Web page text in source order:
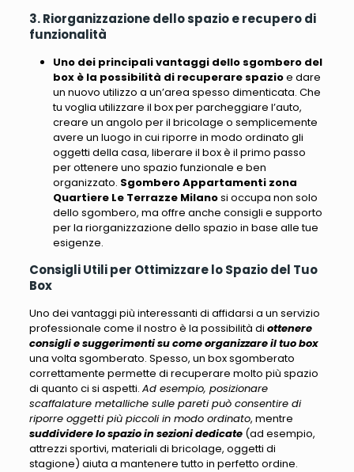
3. Riorganizzazione dello spazio e recupero di
funzionalità
Uno dei principali vantaggi dello sgombero del
box è la possibilità di recuperare spazioe dare
un nuovo utilizzo a un’area spesso dimenticata. Che
tu voglia utilizzare il box per parcheggiare l’auto,
creare un angolo per il bricolage o semplicemente
avere un luogo in cui riporre in modo ordinato gli
oggetti della casa, liberare il box è il primo passo
per ottenere uno spazio funzionale e ben
organizzato. Sgombero Appartamenti zona
Quartiere Le Terrazze Milanosi occupa non solo
dello sgombero, ma offre anche consigli e supporto
per la riorganizzazione dello spazio in base alle tue
esigenze.
Consigli Utili per Ottimizzare lo Spazio del Tuo
Box
Uno dei vantaggi più interessanti di affidarsi a un servizio
professionale come il nostro è la possibilità di ottenere
consigli e suggerimenti su come organizzare il tuo box
una volta sgomberato. Spesso, un box sgomberato
correttamente permette di recuperare molto più spazio
di quanto ci si aspetti. Ad esempio, posizionare
scaffalature metalliche sulle pareti può consentire di
riporre oggetti più piccoli in modo ordinato, mentre
suddividere lo spazio in sezioni dedicate(ad esempio,
attrezzi sportivi, materiali di bricolage, oggetti di
stagione) aiuta a mantenere tutto in perfetto ordine.